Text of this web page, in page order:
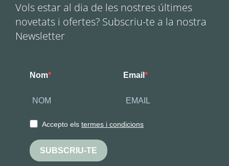
Vols estar al dia de les nostres últimes
novetats i ofertes? Subscriu-te a la nostra
Newsletter
Nom Email
Accepto els termes i condicions
SUBSCRIU-TE